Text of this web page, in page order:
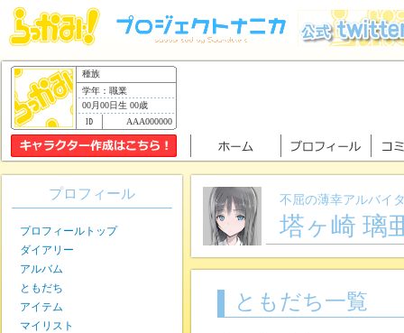
種族
学年：職業
00月00日生 00歳
AAA000000
不屈の薄幸アルバイ
塔ヶ崎 璃
ともだち一覧
プロフィール
プロフィールトップ
ダイアリー
アルバム
ともだち
アイテム
マイリスト